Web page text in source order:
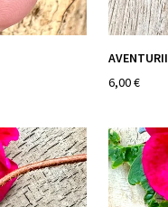
6,00 €